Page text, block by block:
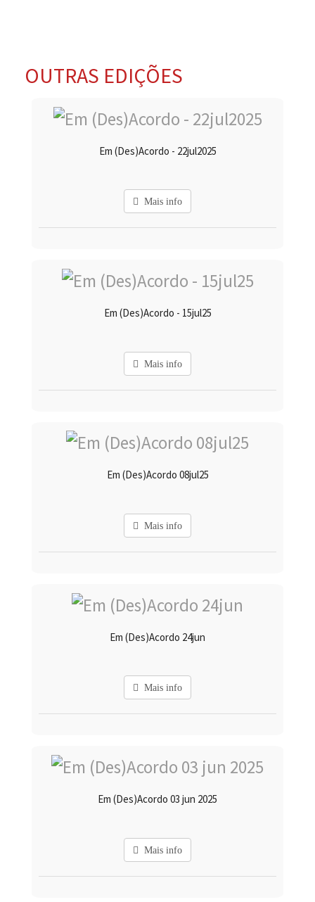
OUTRAS EDIÇÕES
Em (Des)Acordo - 22jul2025
Mais info
Em (Des)Acordo - 15jul25
Mais info
Em (Des)Acordo 08jul25
Mais info
Em (Des)Acordo 24jun
Mais info
Em (Des)Acordo 03 jun 2025
Mais info